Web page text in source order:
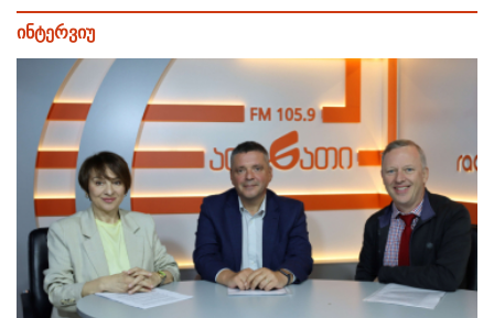
ინტერვიუ